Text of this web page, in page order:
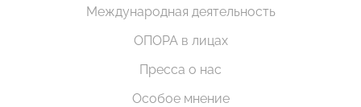
Международная деятельность
ОПОРА в лицах
Пресса о нас
Особое мнение